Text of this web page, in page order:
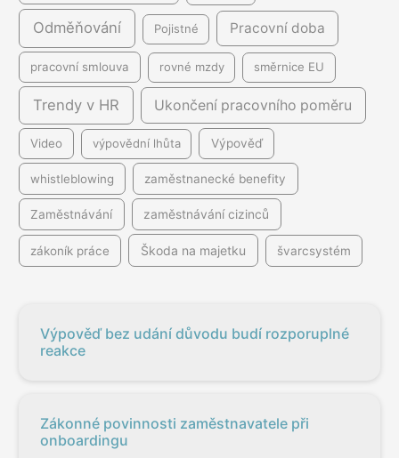
Odměňování Pojistné Pracovní doba
pracovní smlouva rovné mzdy směrnice EU
Trendy v HR Ukončení pracovního poměru
Video výpovědní lhůta Výpověď
whistleblowing zaměstnanecké benefity
Zaměstnávání zaměstnávání cizinců
zákoník práce Škoda na majetku švarcsystém
Výpověď bez udání důvodu budí rozporuplné
reakce
Zákonné povinnosti zaměstnavatele při
onboardingu